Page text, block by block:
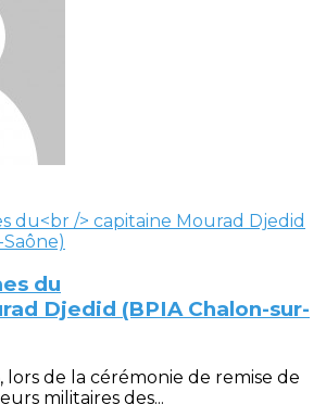
du
Djedid (BPIA Chalon-sur-
lors de la cérémonie de remise de
militaires des...